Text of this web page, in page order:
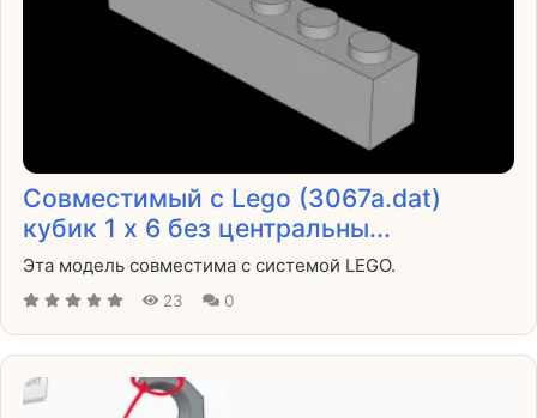
Совместимый с Lego (3067a.dat)
кубик 1 x 6 без центральны...
Эта модель совместима с системой LEGO.
23 0